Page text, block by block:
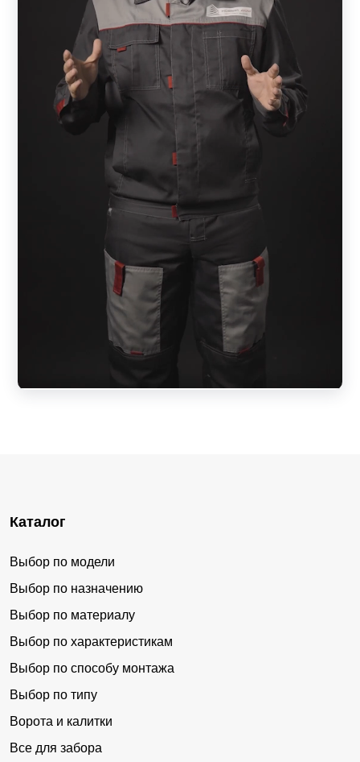
Каталог
Выбор по модели
Выбор по назначению
Выбор по материалу
Выбор по характеристикам
Выбор по способу монтажа
Выбор по типу
Ворота и калитки
Все для забора